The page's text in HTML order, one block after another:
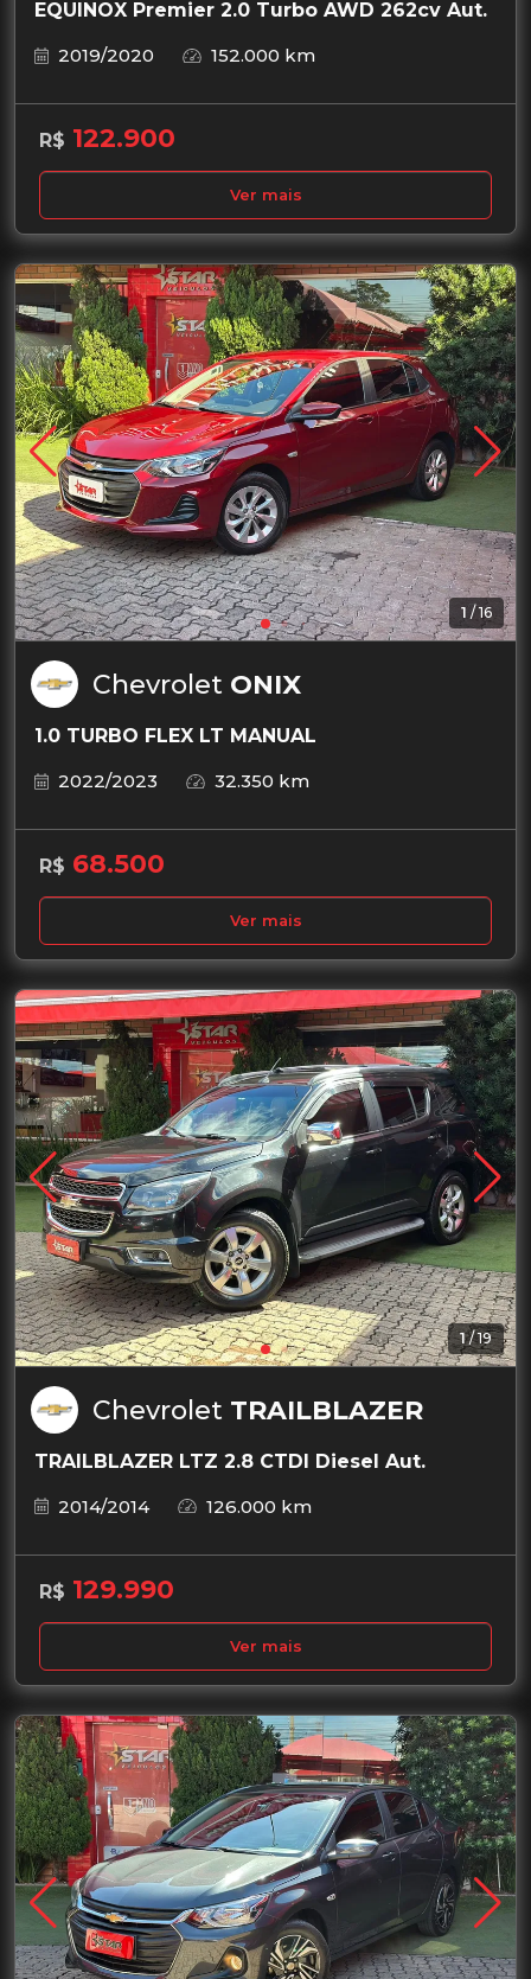
EQUINOX Premier 2.0 Turbo AWD 262cv Aut.
2019/2020
152.000 km
R$ 122.900
Ver mais
1 / 16
Garantia de 1 ano
Chevrolet ONIX
1.0 TURBO FLEX LT MANUAL
2022/2023
32.350 km
R$ 68.500
Ver mais
1/19
Chevrolet TRAILBLAZER
TRAILBLAZER LTZ 2.8 CTDI Diesel Aut.
2014/2014
126.000 km
R$ 129.990
Ver mais
Garantia de Fábrica